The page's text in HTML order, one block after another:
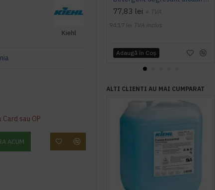
Kiehl
sau OP
ACUM
77,83 lei + TVA
94,17 lei TVA inclus
Adaugă în Coş
ALTI CLIENTI AU MAI CUMPARAT